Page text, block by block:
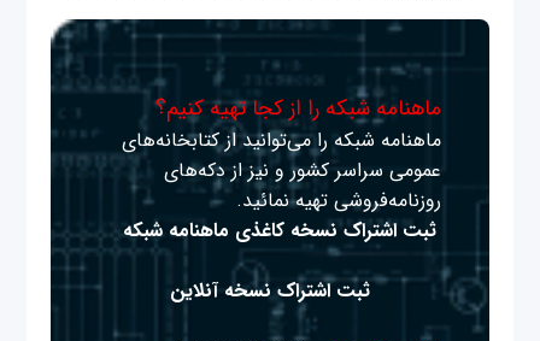
ماهنامه شبکه را از کجا تهیه کنیم؟
ماهنامه شبکه را می‌توانید از کتابخانه‌های
عمومی سراسر کشور و نیز از دکه‌های
روزنامه‌فروشی تهیه نمائید.
ثبت اشتراک نسخه کاغذی ماهنامه شبکه
ثبت اشتراک نسخه آنلاین